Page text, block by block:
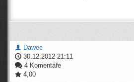
Dawee
30.12.2012 21:11
4 Komentáře
4,00